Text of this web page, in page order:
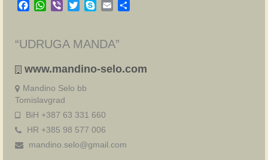
Facebook
WhatsApp
Viber TwitterSkypeEmail
“UDRUGA MANDA”
www.mandino-selo.com
Mandino Selo bb
Tomislavgrad
BiH +387 63 331 660
HR +385 98 577 006
mandino.selo@gmail.com